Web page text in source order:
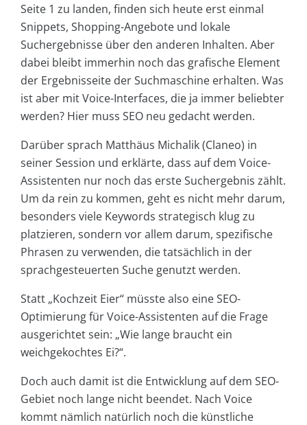
Seite 1 zu landen, finden sich heute erst einmal
Snippets, Shopping-Angebote und lokale
Suchergebnisse über den anderen Inhalten. Aber
dabei bleibt immerhin noch das grafische Element
der Ergebnisseite der Suchmaschine erhalten. Was
ist aber mit Voice-Interfaces, die ja immer beliebter
werden? Hier muss SEO neu gedacht werden.
Darüber sprach Matthäus Michalik (Claneo) in
seiner Session und erklärte, dass auf dem Voice-
Assistenten nur noch das erste Suchergebnis zählt.
Um da rein zu kommen, geht es nicht mehr darum,
besonders viele Keywords strategisch klug zu
platzieren, sondern vor allem darum, spezifische
Phrasen zu verwenden, die tatsächlich in der
sprachgesteuerten Suche genutzt werden.
Statt „Kochzeit Eier“ müsste also eine SEO-
Optimierung für Voice-Assistenten auf die Frage
ausgerichtet sein: „Wie lange braucht ein
weichgekochtes Ei?“.
Doch auch damit ist die Entwicklung auf dem SEO-
Gebiet noch lange nicht beendet. Nach Voice
kommt nämlich natürlich noch die künstliche